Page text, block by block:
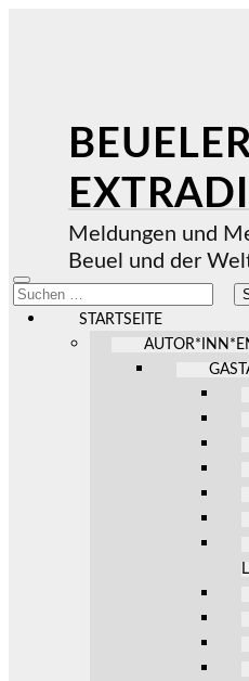
Meldungen und
Beuel und der
Mobile-
Menü
ein-/ausblenden
Suchen
nach:
STARTSEITE